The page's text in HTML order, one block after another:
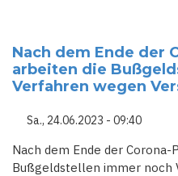
Nach dem Ende der
arbeiten die
Verfahren wegen
Sa., 24.06.2023 - 09:40
Nach dem Ende der
Bußgeldstellen immer noch